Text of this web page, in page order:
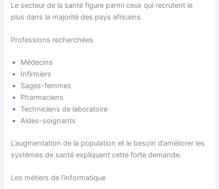
Le secteur de la santé figure parmi ceux qui recrutent le
plus dans la majorité des pays africains.
Professions recherchées
Médecins
Infirmiers
Sages-femmes
Pharmaciens
Techniciens de laboratoire
Aides-soignants
L’augmentation de la population et le besoin d’améliorer les
systèmes de santé expliquent cette forte demande.
Les métiers de l’informatique